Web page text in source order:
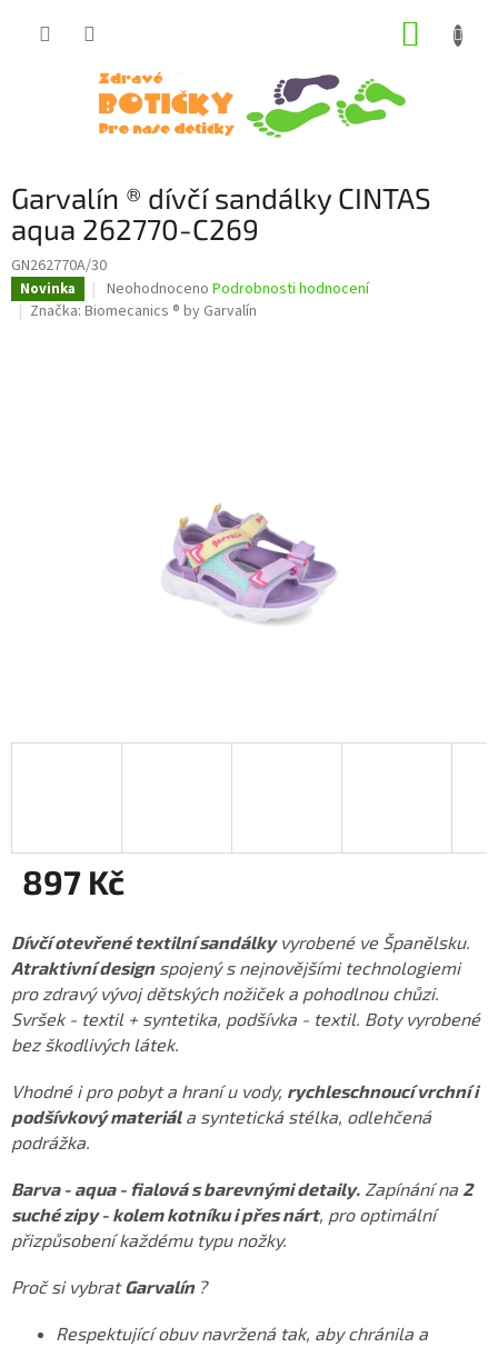
Garvalín ® dívčí sandálky CINTAS
aqua 262770-C269
GN262770A/30
Novinka
Průměrné
hodnocení
Neohodnoceno Podrobnosti hodnocení
Značka: Biomecanics ® by Garvalín
897 Kč
cena:
Dívčí otevřené textilní sandálkyvyrobené ve Španělsku.
Atraktivní designspojený s nejnovějšími technologiemi
pro zdravý vývoj dětských nožiček a pohodlnou chůzi.
Svršek - textil + syntetika, podšívka - textil. Boty vyrobené
bez škodlivých látek.
Vhodné i pro pobyt a hraní u vody, rychleschnoucí vrchní i
podšívkový materiála syntetická stélka, odlehčená
podrážka.
Barva - aqua - fialová s barevnými detaily. Zapínání na 2
suché zipy - kolem kotníku i přes nárt, pro optimální
přizpůsobení každému typu nožky.
Proč si vybratGarvalín ?
Respektující obuv navržená tak, aby chránila a